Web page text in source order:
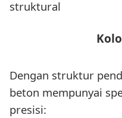
struktural
Dengan struktur
beton mempunyai
presisi: